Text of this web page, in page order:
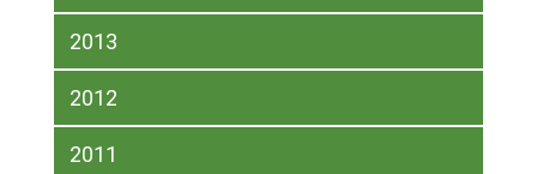
2013
2012
2011